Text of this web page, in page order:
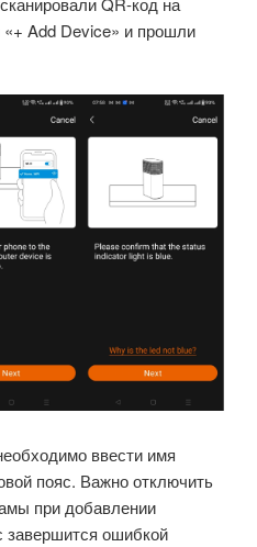
«+ Add Device» и прошли
ввести имя
пояс. Важно отключить
при добавлении
завершится ошибкой